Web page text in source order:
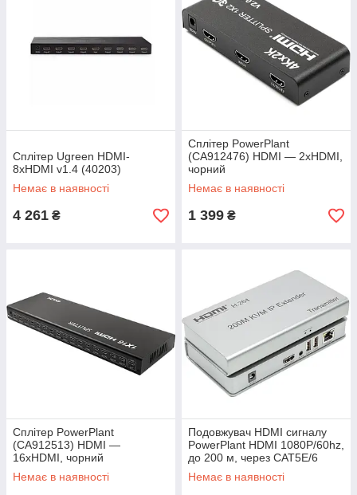
Сплітер Ugreen HDMI-
8xHDMI v1.4 (40203)
Немає в наявності
4 261 ₴
Сплітер PowerPlant
(CA912476) HDMI — 2xHDMI,
чорний
Немає в наявності
1 399 ₴
Сплітер PowerPlant
(CA912513) HDMI —
16xHDMI, чорний
Немає в наявності
Подовжувач HDMI сигналу
PowerPlant HDMI 1080P/60hz,
до 200 м, через CAT5E/6
(HDES200-KVM) (CA912940)
Немає в наявності